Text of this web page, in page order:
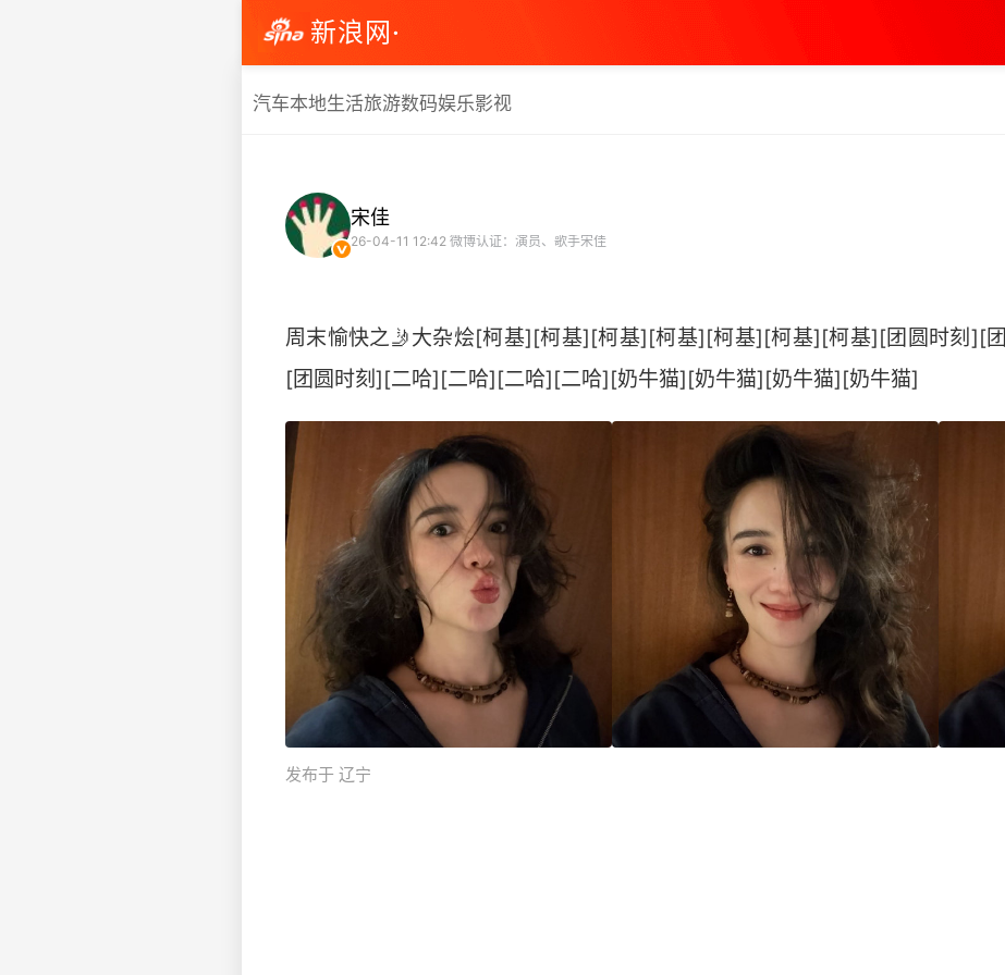
新浪网·
汽车本地生活旅游数码娱乐影视
宋佳
26-04-11 12:42 微博认证：演员、歌手宋佳
周末愉快之🤳大杂烩[柯基][柯基][柯基][柯基][柯基][柯基][柯基][团圆时刻][
[团圆时刻][二哈][二哈][二哈][二哈][奶牛猫][奶牛猫][奶牛猫][奶牛猫] ​
发布于 辽宁